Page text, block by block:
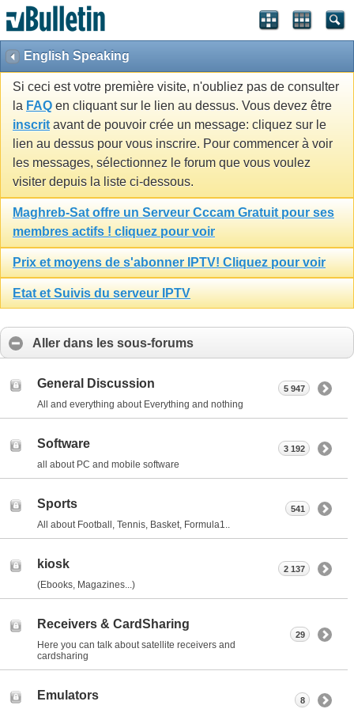
English Speaking
Si ceci est votre première visite, n'oubliez pas de consulter
la FAQ en cliquant sur le lien au dessus. Vous devez être
inscrit avant de pouvoir crée un message: cliquez sur le
lien au dessus pour vous inscrire. Pour commencer à voir
les messages, sélectionnez le forum que vous voulez
visiter depuis la liste ci-dessous.
Maghreb-Sat offre un Serveur Cccam Gratuit pour ses
membres actifs ! cliquez pour voir
Prix et moyens de s'abonner IPTV! Cliquez pour voir
Etat et Suivis du serveur IPTV
Aller dans les sous-forums
General Discussion
All and everything about Everything and nothing
5 947
Software
all about PC and mobile software
3 192
Sports
All about Football, Tennis, Basket, Formula1..
541
kiosk
(Ebooks, Magazines...)
2 137
Receivers & CardSharing
Here you can talk about satellite receivers and
cardsharing
29
Emulators 8